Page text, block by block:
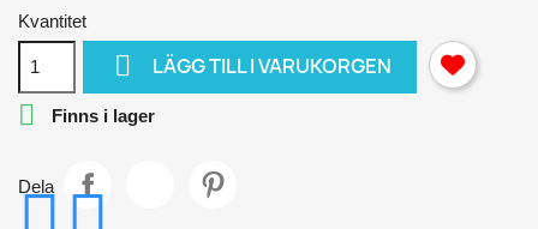
Kvantitet
 LÄGG TILL I VARUKORGEN
 Finns i lager
Dela